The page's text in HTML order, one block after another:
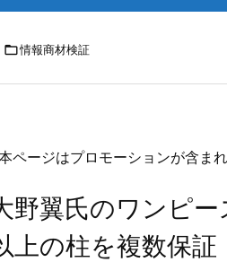
情報商材検証
ページはプロモーションが含まれ
野翼氏のワンピ
上の柱を複数保証